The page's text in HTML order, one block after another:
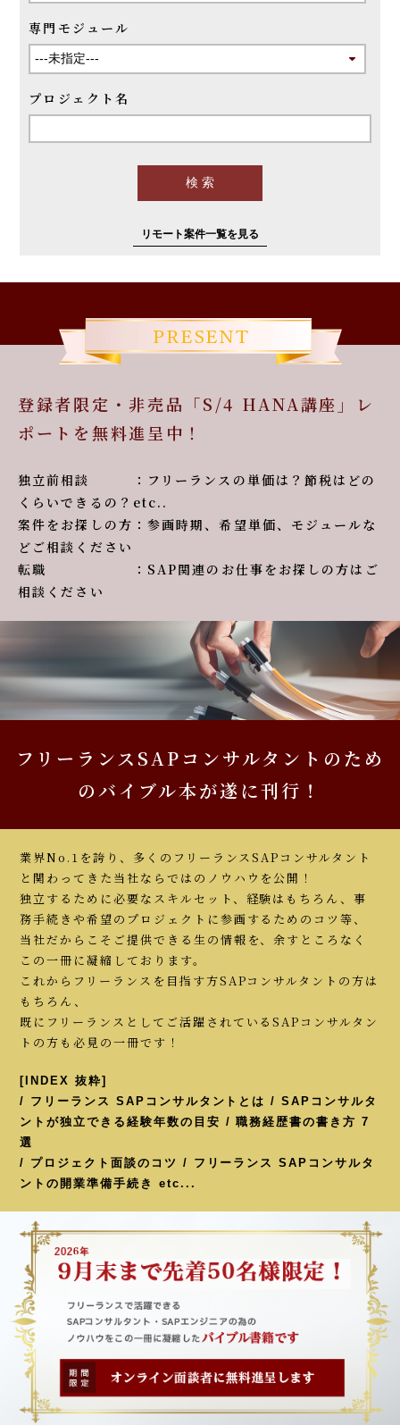
専門モジュール
プロジェクト名
リモート案件一覧を見る
登録者限定・非売品「S/4 HANA講座」レ
ポートを無料進呈中！
独立前相談 ：フリーランスの単価は？節税はどの
くらいできるの？etc..
案件をお探しの方：参画時期、希望単価、モジュールな
どご相談ください
転職 ：SAP関連のお仕事をお探しの方はご
相談ください
フリーランスSAPコンサルタントのため
のバイブル本が遂に刊行！
業界No.1を誇り、多くのフリーランスSAPコンサルタント
と関わってきた当社ならではのノウハウを公開！
独立するために必要なスキルセット、経験はもちろん、事
務手続きや希望のプロジェクトに参画するためのコツ等、
当社だからこそご提供できる生の情報を、余すところなく
この一冊に凝縮しております。
これからフリーランスを目指す方SAPコンサルタントの方は
もちろん、
既にフリーランスとしてご活躍されているSAPコンサルタン
トの方も必見の一冊です！
[INDEX 抜粋]
/ フリーランス SAPコンサルタントとは / SAPコンサルタ
ントが独立できる経験年数の目安 / 職務経歴書の書き方 7
選
/ プロジェクト面談のコツ / フリーランス SAPコンサルタ
ントの開業準備手続き etc...